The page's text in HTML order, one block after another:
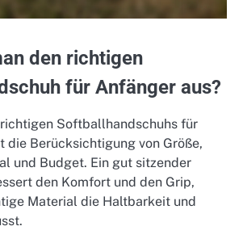
den richtigen
für Anfänger aus?
Softballhandschuhs für
die Berücksichtigung von Größe,
und Budget. Ein gut sitzender
den Komfort und den Grip,
Material die Haltbarkeit und